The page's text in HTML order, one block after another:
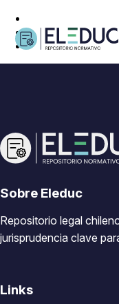
Sobre Eleduc
Repositorio legal
jurisprudencia clave
Links